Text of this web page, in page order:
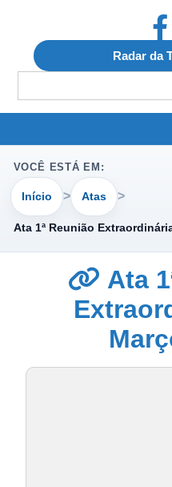
Radar da
for:
VOCÊ ESTÁ EM:
Início Atas
Ata 1ª Reunião
Ata